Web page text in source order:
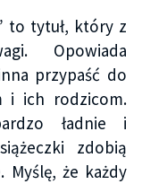
to tytuł, który z
Opowiada
przypaść do
i ich rodzicom.
ładnie i
zdobią
Myślę, że każdy